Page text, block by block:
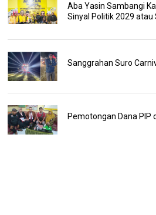
Aba Yasin Sambangi
Sinyal Politik 2029
Sanggrahan Suro
Pemotongan Dana PIP